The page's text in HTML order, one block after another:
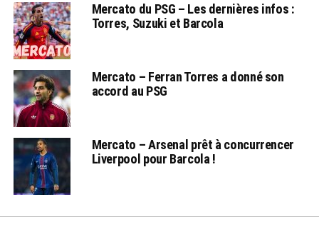
Mercato du PSG – Les dernières infos :
Torres, Suzuki et Barcola
Mercato – Ferran Torres a donné son
accord au PSG
Mercato – Arsenal prêt à concurrencer
Liverpool pour Barcola !